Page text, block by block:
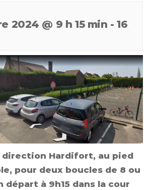
2024 @ 9 h 15 min -16
direction Hardifort, au pied
pour deux boucles de 8 ou
départ à 9h15 dans la cour